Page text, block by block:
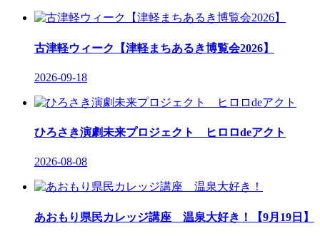
古津軽ウィーク【津軽まちあるき博覧会2026】
2026-09-18
ひろさき演劇未来プロジェクト ヒロロdeアクト
2026-08-08
あおもり県民カレッジ講座 温泉大好き！【9月19日】